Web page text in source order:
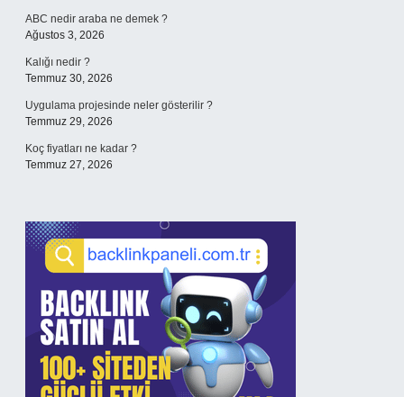
ABC nedir araba ne demek ?
Ağustos 3, 2026
Kalığı nedir ?
Temmuz 30, 2026
Uygulama projesinde neler gösterilir ?
Temmuz 29, 2026
Koç fiyatları ne kadar ?
Temmuz 27, 2026